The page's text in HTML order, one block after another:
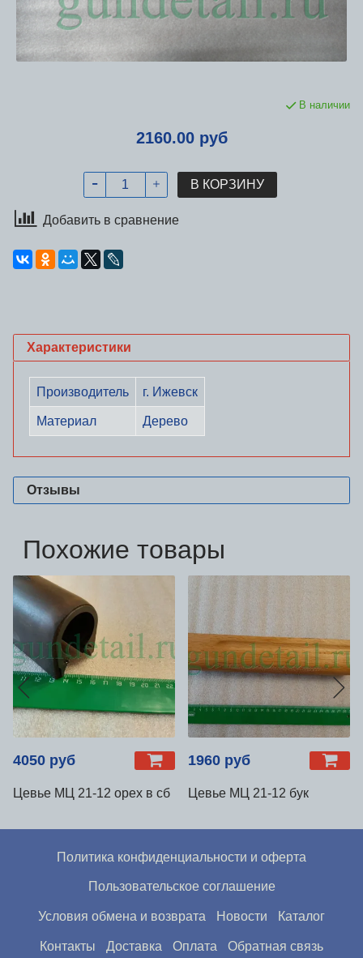
В наличии
2160.00 руб
В КОРЗИНУ
Добавить в сравнение
Характеристики
Производитель г. Ижевск
Материал Дерево
Отзывы
Похожие товары
4050 руб
Цевье МЦ 21-12 орех в сб
1960 руб
Цевье МЦ 21-12 бук
Политика конфиденциальности и оферта
Пользовательское соглашение
Условия обмена и возврата Новости Каталог
Контакты Доставка Оплата Обратная связь